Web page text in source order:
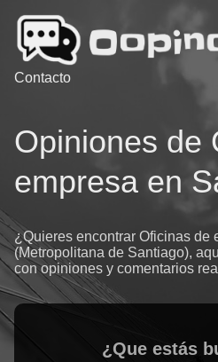
Contacto
Opiniones de
empresa en
¿Quieres encontrar Oficinas de
(Metropolitana de Santiago),
con opiniones y comentarios
¿Que estás